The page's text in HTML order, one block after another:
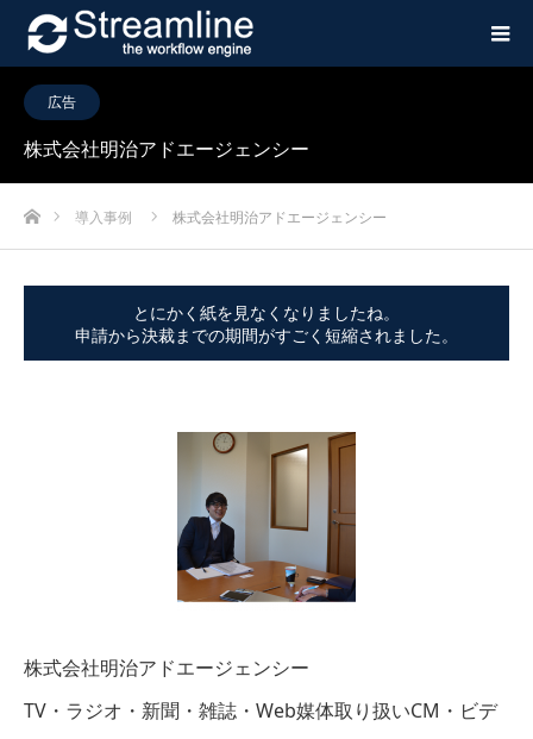
広告
株式会社明治アドエージェンシー
ホーム導入事例 株式会社明治アドエージェンシー
とにかく紙を見なくなりましたね。
申請から決裁までの期間がすごく短縮されました。
株式会社明治アドエージェンシー
TV・ラジオ・新聞・雑誌・Web媒体取り扱いCM・ビデ